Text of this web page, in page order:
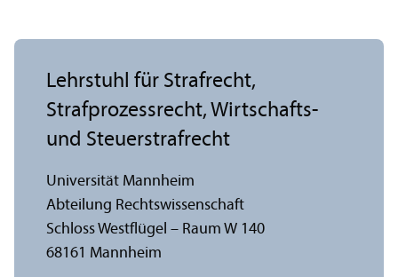
Lehr­stuhl für Strafrecht,
Strafprozess­recht, Wirtschafts-
und Steuerstrafrecht
Universität Mannheim
Abteilung Rechts­wissenschaft
Schloss Westflügel – Raum W 140
68161 Mannheim